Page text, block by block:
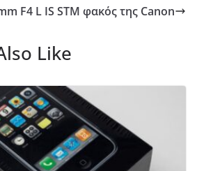
F4 L IS STM φακός της Canon
Like